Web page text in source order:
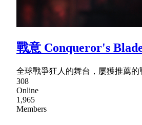
戰意 Conqueror's
全球戰爭狂人的舞台，屢獲推薦的
308
Online
1,965
Members